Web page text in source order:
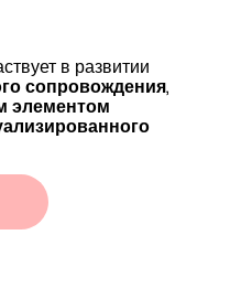
в развитии
сопровождения,
элементом